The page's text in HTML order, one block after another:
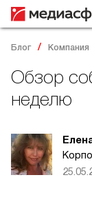
Блог Компания
Обзор
неделю